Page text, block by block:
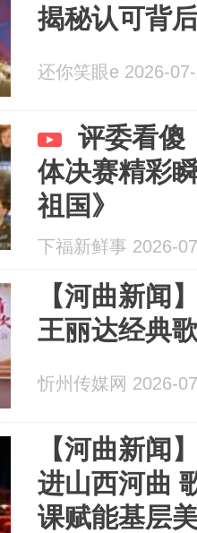
揭秘认可背
还你笑眼e 2026-
评委看傻
体决赛精彩
祖国》
下福新鲜事 2026-
【河曲新闻
王丽达经典
忻州传媒网 2026-
【河曲新闻
进山西河曲
课赋能基层